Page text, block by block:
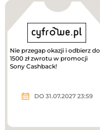
Nie przegap okazji i odbierz do
1500 zł zwrotu w promocji
Sony Cashback!
DO 31.07.2027 23:59